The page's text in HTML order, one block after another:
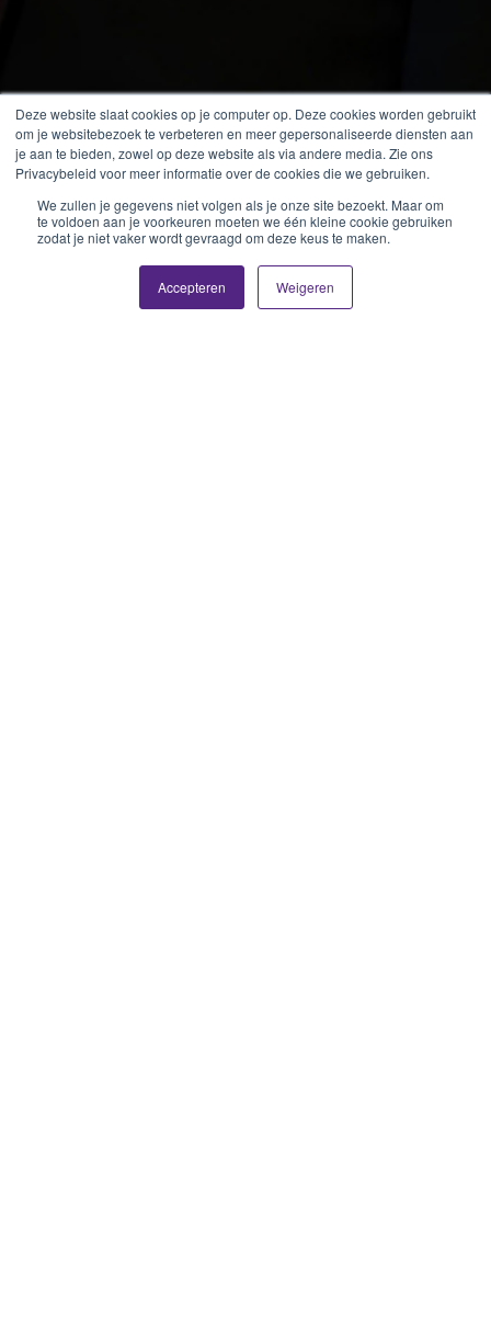
Deze website slaat cookies op je computer op. Deze cookies worden gebruikt
om je websitebezoek te verbeteren en meer gepersonaliseerde diensten aan
je aan te bieden, zowel op deze website als via andere media. Zie ons
Privacybeleid voor meer informatie over de cookies die we gebruiken.
We zullen je gegevens niet volgen als je onze site bezoekt. Maar om
te voldoen aan je voorkeuren moeten we één kleine cookie gebruiken
zodat je niet vaker wordt gevraagd om deze keus te maken.
Accepteren Weigeren